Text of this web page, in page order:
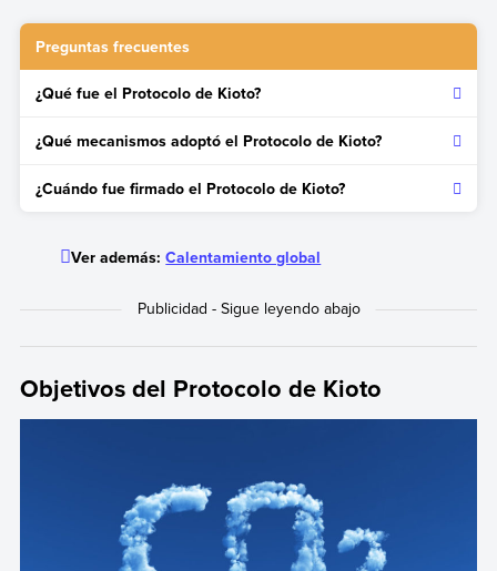
Preguntas frecuentes
¿Qué fue el Protocolo de Kioto?
reducir la emisión de gases de efecto invernadero para
¿Qué mecanismos adoptó el Protocolo de Kioto?
implementar programas nacionales para reducir la emisión de
proporcionó medios específicos para que los países pudieran
alcanzar sus objetivos.
¿Cuándo fue firmado el Protocolo de Kioto?
de las Partes de la Convención Marco de las Naciones Unidas
sobre el Cambio Climático, celebrada en la ciudad de Kioto
por 82 países y la Unión Europea y en 2005 entró en vigor
Ver además:Calentamiento global
Objetivos del Protocolo de Kioto